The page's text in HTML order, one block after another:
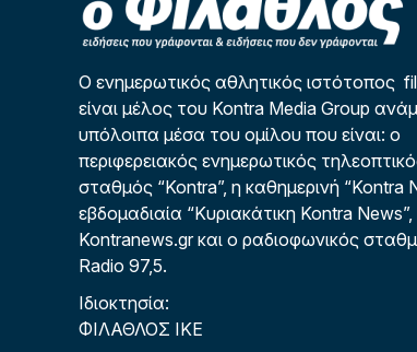
Ο ενημερωτικός αθλητικός ιστότοπος
είναι μέλος του Kontra Media Group
υπόλοιπα μέσα του ομίλου που είναι: ο
περιφερειακός ενημερωτικός
σταθμός “Kontra”, η καθημερινή “Kontra
εβδομαδιαία “Κυριακάτικη Kontra
Kontranews.gr και ο ραδιοφωνικός
Radio 97,5.
Ιδιοκτησία:
ΦΙΛΑΘΛΟΣ ΙΚΕ